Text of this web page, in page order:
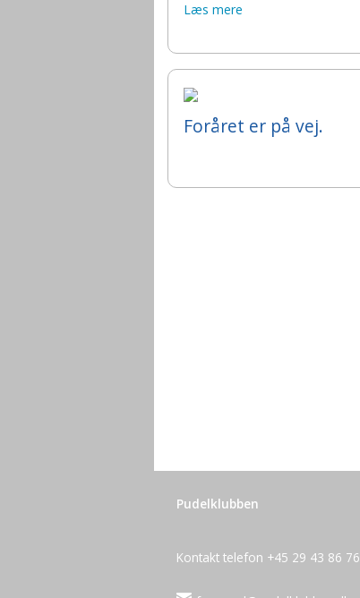
Læs mere
Foråret er på vej.
Pudelklubben
Kontakt telefon +45 29 43 86 76